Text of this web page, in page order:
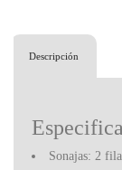
Descripción
Sonajas: 2